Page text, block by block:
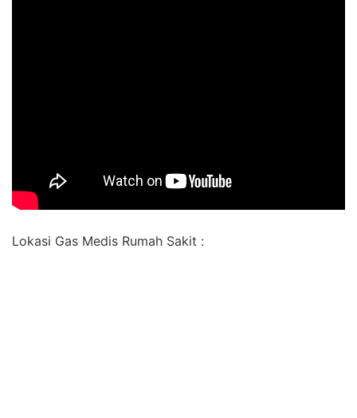
Lokasi Gas Medis Rumah Sakit :